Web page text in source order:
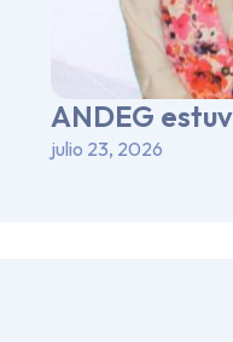
ANDEG
julio 23, 2026